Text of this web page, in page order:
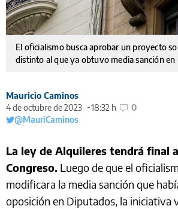
El oficialismo busca aprobar un proyecto
distinto al que ya obtuvo media sanción en
Mauricio Caminos
4 de octubre de 2023
18:32 h
0
@MauriCaminos
La ley de Alquileres tendrá final
Congreso. Luego de que el
modificara la media sanción que
oposición en Diputados, la iniciativa